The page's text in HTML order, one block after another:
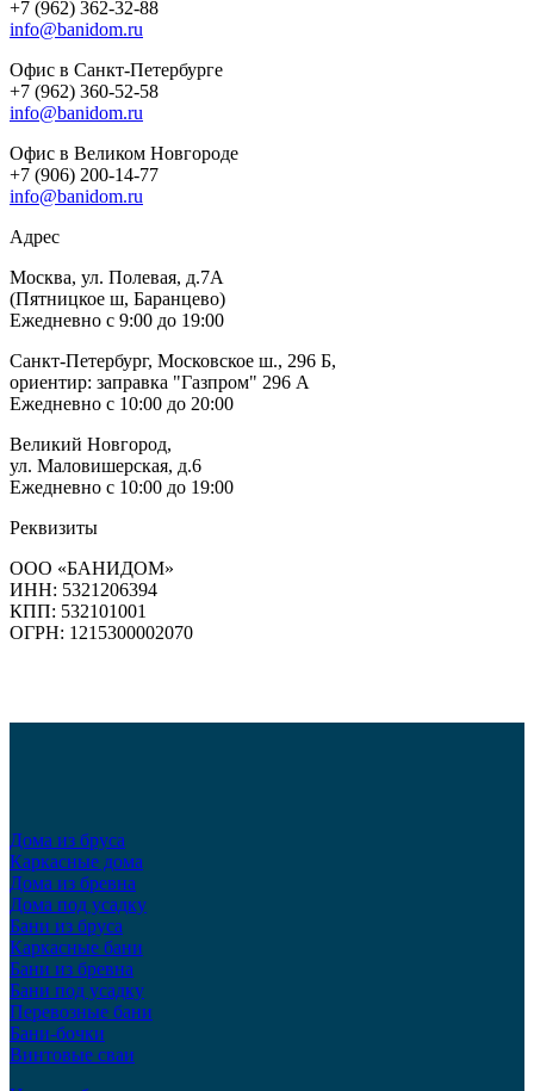
+7 (962) 362-32-88
info@banidom.ru
Офис в Санкт-Петербурге
+7 (962) 360-52-58
info@banidom.ru
Офис в Великом Новгороде
+7 (906) 200-14-77
info@banidom.ru
Адрес
Москва, ул. Полевая, д.7А
(Пятницкое ш, Баранцево)
Ежедневно с 9:00 до 19:00
Санкт-Петербург, Московское ш., 296 Б,
ориентир: заправка "Газпром" 296 А
Ежедневно с 10:00 до 20:00
Великий Новгород,
ул. Маловишерская, д.6
Ежедневно с 10:00 до 19:00
Реквизиты
ООО «БАНИДОМ»
ИНН: 5321206394
КПП: 532101001
ОГРН: 1215300002070
Дома из бруса
Каркасные дома
Дома из бревна
Дома под усадку
Бани из бруса
Каркасные бани
Бани из бревна
Бани под усадку
Перевозные бани
Бани-бочки
Винтовые сваи